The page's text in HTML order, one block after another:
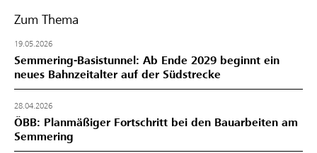
Zum Thema
19.05.2026
Semmering-Basistunnel: Ab Ende 2029 beginnt ein
neues Bahnzeitalter auf der Südstrecke
28.04.2026
ÖBB: Planmäßiger Fortschritt bei den Bauarbeiten am
Semmering